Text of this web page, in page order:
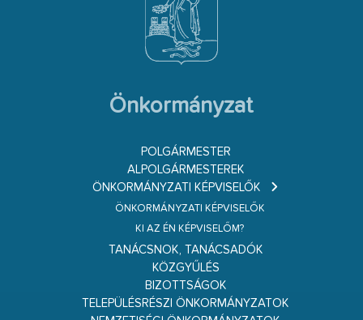
Önkormányzat
POLGÁRMESTER
ALPOLGÁRMESTEREK
ÖNKORMÁNYZATI KÉPVISELŐK
ÖNKORMÁNYZATI KÉPVISELŐK
KI AZ ÉN KÉPVISELŐM?
TANÁCSNOK, TANÁCSADÓK
KÖZGYŰLÉS
BIZOTTSÁGOK
TELEPÜLÉSRÉSZI ÖNKORMÁNYZATOK